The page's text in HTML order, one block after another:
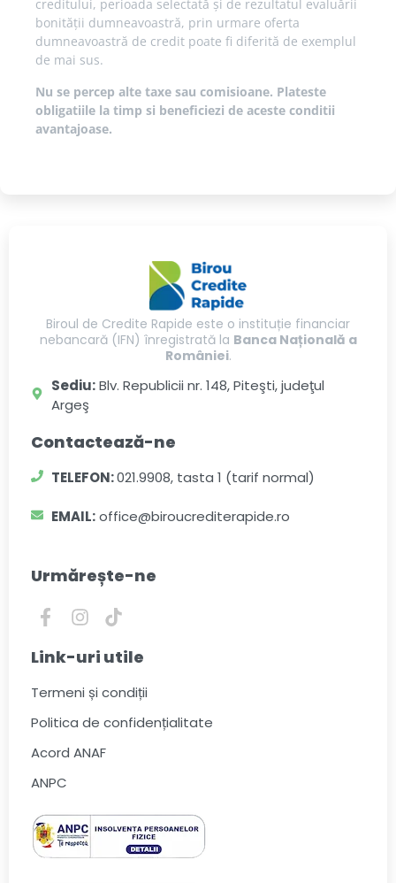
creditului, perioada selectată și de rezultatul evaluării
bonității dumneavoastră, prin urmare oferta
dumneavoastră de credit poate fi diferită de exemplul
de mai sus.
Nu se percep alte taxe sau comisioane. Plateste
obligatiile la timp si beneficiezi de aceste conditii
avantajoase.
Biroul de Credite Rapide este o instituție financiar
nebancară (IFN) înregistrată la Banca Națională a
României.
Sediu:Blv. Republicii nr. 148, Piteşti, judeţul
Argeş
Contactează-ne
TELEFON:021.9908, tasta 1 (tarif normal)
EMAIL:office@biroucrediterapide.ro
Urmărește-ne
Link-uri utile
Termeni și condiții
Politica de confidențialitate
Acord ANAF
ANPC